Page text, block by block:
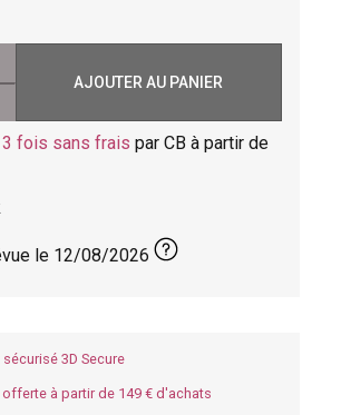
AJOUTER AU PANIER
3 fois sans frais par CB à partir de
le 12/08/2026
sécurisé 3D Secure
à partir de 149 € d'achats